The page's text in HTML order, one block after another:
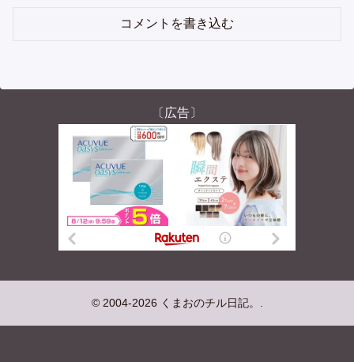
コメントを書き込む
〔広告〕
© 2004-2026 くまおのチル日記。.